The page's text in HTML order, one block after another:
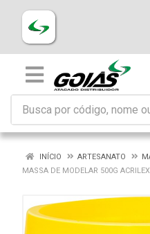
INÍCIO ARTESANATO
MASSA DE MODELAR 500G